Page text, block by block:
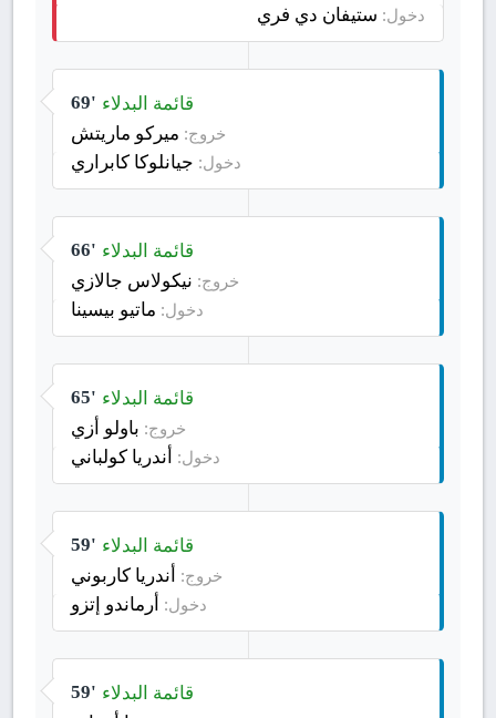
دخول: ستيفان دي فري
69' قائمة البدلاء
خروج: ميركو ماريتش
دخول: جيانلوكا كابراري
66' قائمة البدلاء
خروج: نيكولاس جالازي
دخول: ماتيو بيسينا
65' قائمة البدلاء
خروج: باولو أزي
دخول: أندريا كولباني
59' قائمة البدلاء
خروج: أندريا كاربوني
دخول: أرماندو إتزو
59' قائمة البدلاء